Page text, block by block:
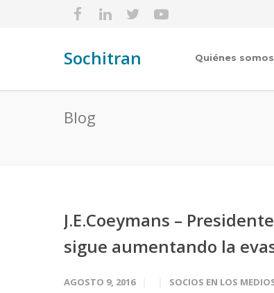
Sochitran Quiénes somos
Blog
J.E.Coeymans –
sigue aumentando la
AGOSTO 9, 2016 SOCIOS EN LOS